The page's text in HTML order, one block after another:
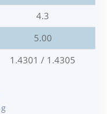
4.3
5.00
1.4301 / 1.4305